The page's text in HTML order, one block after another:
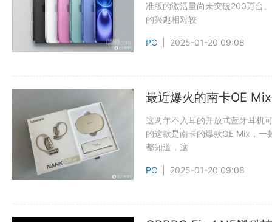
准版的激活量尚未突破200万台
的兴趣相对较
PC | 2025-01-20 09:08
最近爆火的南卡OE
这两年不入耳的开放式蓝牙耳机
的这款是南卡的爆款OE Mix，
都知道，这
PC | 2025-01-20 09:08